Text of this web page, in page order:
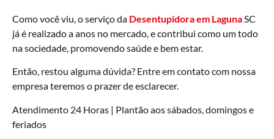
Como você viu, o serviço da Desentupidora em Laguna SC
já é realizado a anos no mercado, e contribui como um todo
na sociedade, promovendo saúde e bem estar.
Então, restou alguma dúvida? Entre em contato com nossa
empresa teremos o prazer de esclarecer.
Atendimento 24 Horas | Plantão aos sábados, domingos e
feriados